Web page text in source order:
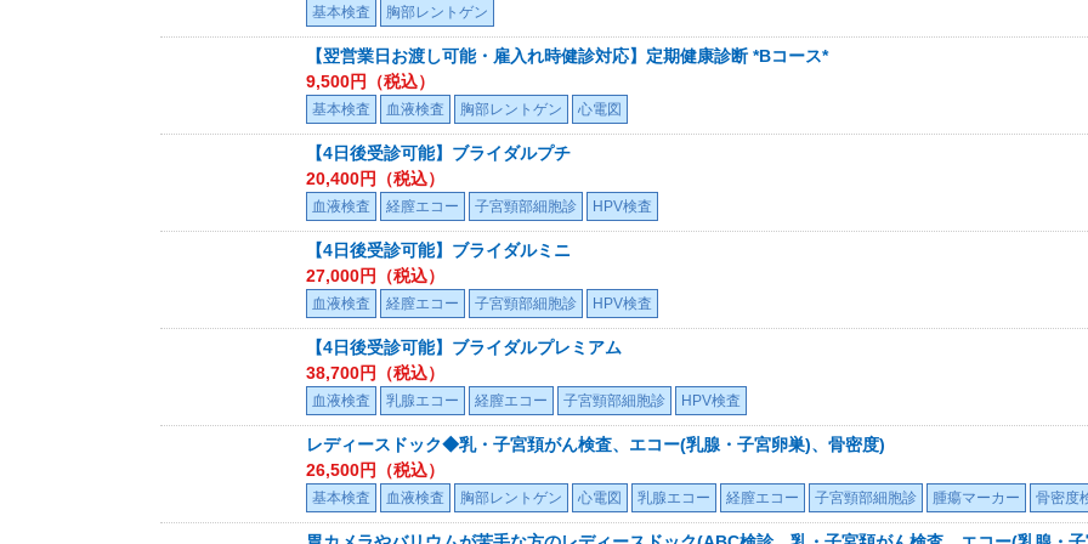
基本検査 胸部レントゲン
【翌営業日お渡し可能・雇入れ時健診対応】定期健康診断 *Bコース*
9,500円（税込）
基本検査 血液検査 胸部レントゲン 心電図
【4日後受診可能】ブライダルプチ
20,400円（税込）
血液検査 経膣エコー 子宮頸部細胞診 HPV検査
【4日後受診可能】ブライダルミニ
27,000円（税込）
血液検査 経膣エコー 子宮頸部細胞診 HPV検査
【4日後受診可能】ブライダルプレミアム
38,700円（税込）
血液検査 乳腺エコー 経膣エコー 子宮頸部細胞診 HPV検査
レディースドック◆乳・子宮頚がん検査、エコー(乳腺・子宮卵巣)、骨密度)
26,500円（税込）
基本検査 血液検査 胸部レントゲン 心電図 乳腺エコー 経膣エコー 子宮頸部細胞診 腫瘍マーカー 骨密度